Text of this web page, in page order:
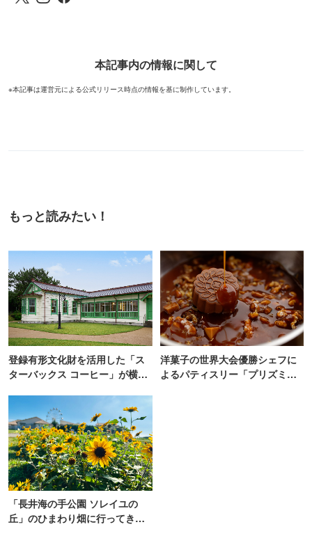
本記事内の情報に関して
※本記事は運営元による公式リリース時点の情報を基に制作しています。
もっと読みたい！
登録有形文化財を活用した「ス
ターバックス コーヒー」が横
洋菓子の世界大会優勝シェフに
よるパティスリー「プリズミッ
「長井海の手公園 ソレイユの
丘」のひまわり畑に行ってき